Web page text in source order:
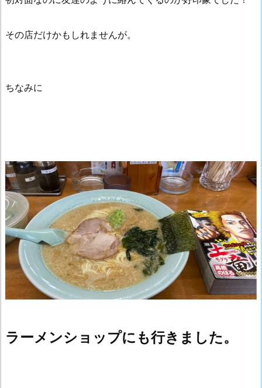
その店だけかもしれませんが。
ちなみに
ラーメンショップにも行きました。